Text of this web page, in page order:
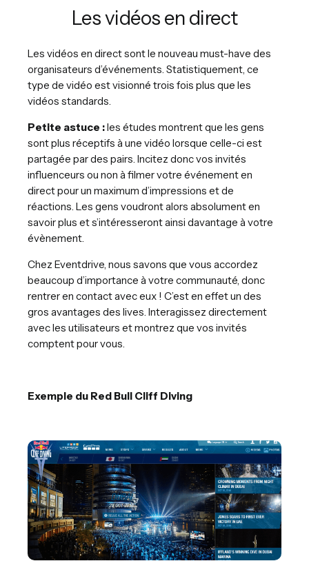
Les vidéos en direct
Les vidéos en direct sont le nouveau must-have des
organisateurs d’événements. Statistiquement, ce
type de vidéo est visionné trois fois plus que les
vidéos standards.
Petite astuce :les études montrent que les gens
sont plus réceptifs à une vidéo lorsque celle-ci est
partagée par des pairs. Incitez donc vos invités
influenceurs ou non à filmer votre événement en
direct pour un maximum d’impressions et de
réactions. Les gens voudront alors absolument en
savoir plus et s’intéresseront ainsi davantage à votre
évènement.
Chez Eventdrive, nous savons que vous accordez
beaucoup d’importance à votre communauté, donc
rentrer en contact avec eux ! C’est en effet un des
gros avantages des lives. Interagissez directement
avec les utilisateurs et montrez que vos invités
comptent pour vous.
Exemple du Red Bull Cliff Diving